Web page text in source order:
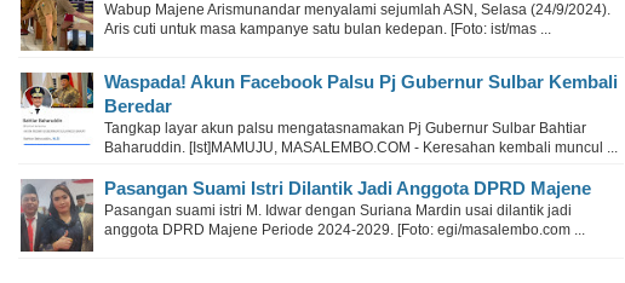
Wabup Majene Arismunandar menyalami sejumlah ASN, Selasa (24/9/2024).
Aris cuti untuk masa kampanye satu bulan kedepan. [Foto: ist/mas ...
Waspada! Akun Facebook Palsu Pj Gubernur Sulbar Kembali
Beredar
Tangkap layar akun palsu mengatasnamakan Pj Gubernur Sulbar Bahtiar
Baharuddin. [Ist]MAMUJU, MASALEMBO.COM - Keresahan kembali muncul ...
Pasangan Suami Istri Dilantik Jadi Anggota DPRD Majene
Pasangan suami istri M. Idwar dengan Suriana Mardin usai dilantik jadi
anggota DPRD Majene Periode 2024-2029. [Foto: egi/masalembo.com ...